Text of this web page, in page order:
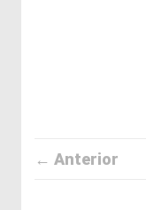
← Anterior